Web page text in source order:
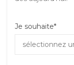
Je souhaite*